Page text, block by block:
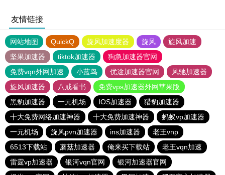
友情链接
网站地图 QuickQ 旋风加速度器 旋风
旋风加速
坚果加速器
tiktok加速器
狗急加速器官网
免费vqn外网加速
小蓝鸟 优途加速器官网
风驰加速器
旋风加速器
八戒看书
免费vps加速器外网苹果版
黑豹加速器
一元机场 IOS加速器
猎豹加速器
十大免费网络加速神器
十大免费加速神器
蚂蚁vp加速器
一元机场
旋风pvn加速器 ins加速器
老王vnp
6513下载站
蘑菇加速器 俺来买下载站
老王vqn加速
雷霆vp加速器
银河vqn官网
银河加速器官网